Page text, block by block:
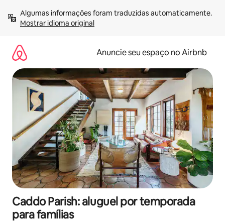
para
Mostrar idioma original
Anuncie seu espaço no Airbnb
Caddo Parish: aluguel por temporada
para famílias